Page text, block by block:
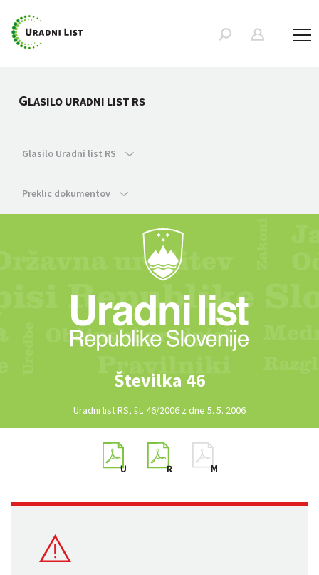
GLASILO URADNI LIST RS
Glasilo Uradni list RS
Preklic dokumentov
Številka 46
Uradni list RS, št. 46/2006 z dne 5. 5. 2006